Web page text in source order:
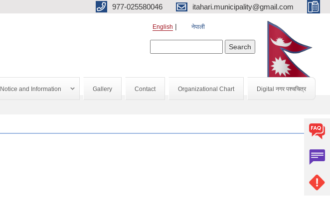
977-025580046 itahari.municipality@gmail.com
English नेपाली
Notice and Information Gallery Contact Organizational Chart Digital नगर पश्चचित्र